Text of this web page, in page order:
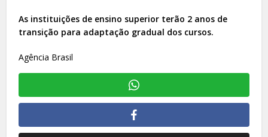
As instituições de ensino superior terão 2 anos de
transição para adaptação gradual dos cursos.
Agência Brasil